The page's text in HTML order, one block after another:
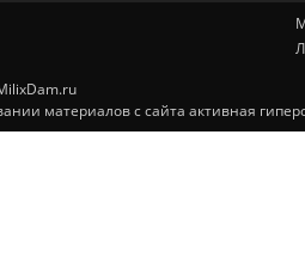
материалов с сайта активная